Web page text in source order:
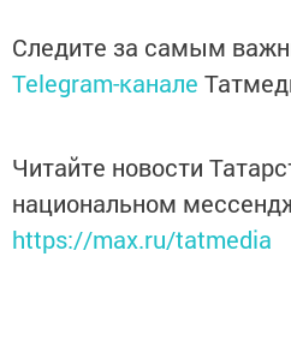
Следите за самым
Telegram-канале
Читайте новости
национальном
https://max.ru/tatmedia